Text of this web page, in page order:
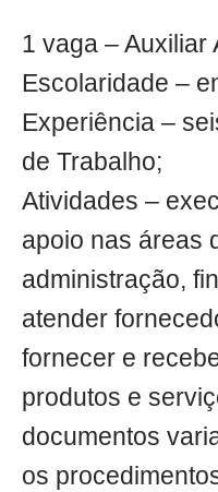
1 vaga – Auxiliar
Escolaridade –
Experiência –
de Trabalho;
Atividades –
apoio nas áreas
administração,
atender
fornecer e
produtos e
documentos
os